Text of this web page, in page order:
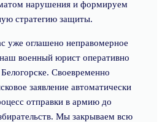
нарушения и формируем
стратегию защиты.
уже оглашено неправомерное
военный юрист оперативно
Своевременно
заявление автоматически
отправки в армию до
Мы закрываем всю